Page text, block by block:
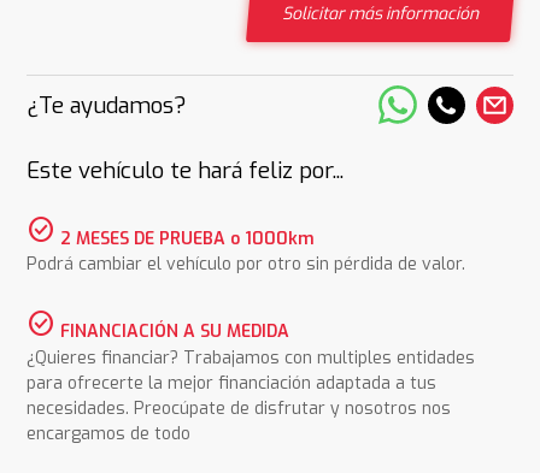
Solicitar más información
¿Te ayudamos?
Este vehículo te hará feliz por...
check_circle 2 MESES DE PRUEBA o 1000km
Podrá cambiar el vehículo por otro sin pérdida de valor.
check_circle FINANCIACIÓN A SU MEDIDA
¿Quieres financiar? Trabajamos con multiples entidades
para ofrecerte la mejor financiación adaptada a tus
necesidades. Preocúpate de disfrutar y nosotros nos
encargamos de todo